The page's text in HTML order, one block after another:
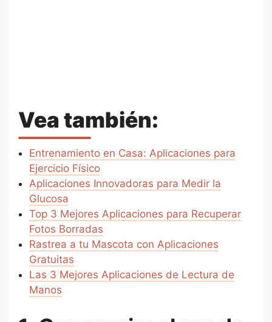
Vea también:
Entrenamiento en Casa: Aplicaciones para
Ejercicio Físico
Aplicaciones Innovadoras para Medir la
Glucosa
Top 3 Mejores Aplicaciones para Recuperar
Fotos Borradas
Rastrea a tu Mascota con Aplicaciones
Gratuitas
Las 3 Mejores Aplicaciones de Lectura de
Manos